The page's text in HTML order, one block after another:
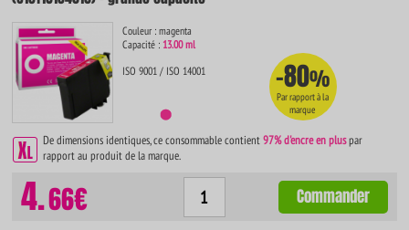
Couleur : magenta
Capacité : 13.00 ml
ISO 9001 / ISO 14001
-80%
Par rapport à la
marque
De dimensions identiques, ce consommable contient97% d'encre en pluspar
rapport au produit de la marque.
4.66€ Commander